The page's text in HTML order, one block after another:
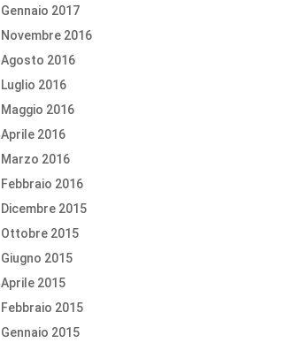
Gennaio 2017
Novembre 2016
Agosto 2016
Luglio 2016
Maggio 2016
Aprile 2016
Marzo 2016
Febbraio 2016
Dicembre 2015
Ottobre 2015
Giugno 2015
Aprile 2015
Febbraio 2015
Gennaio 2015